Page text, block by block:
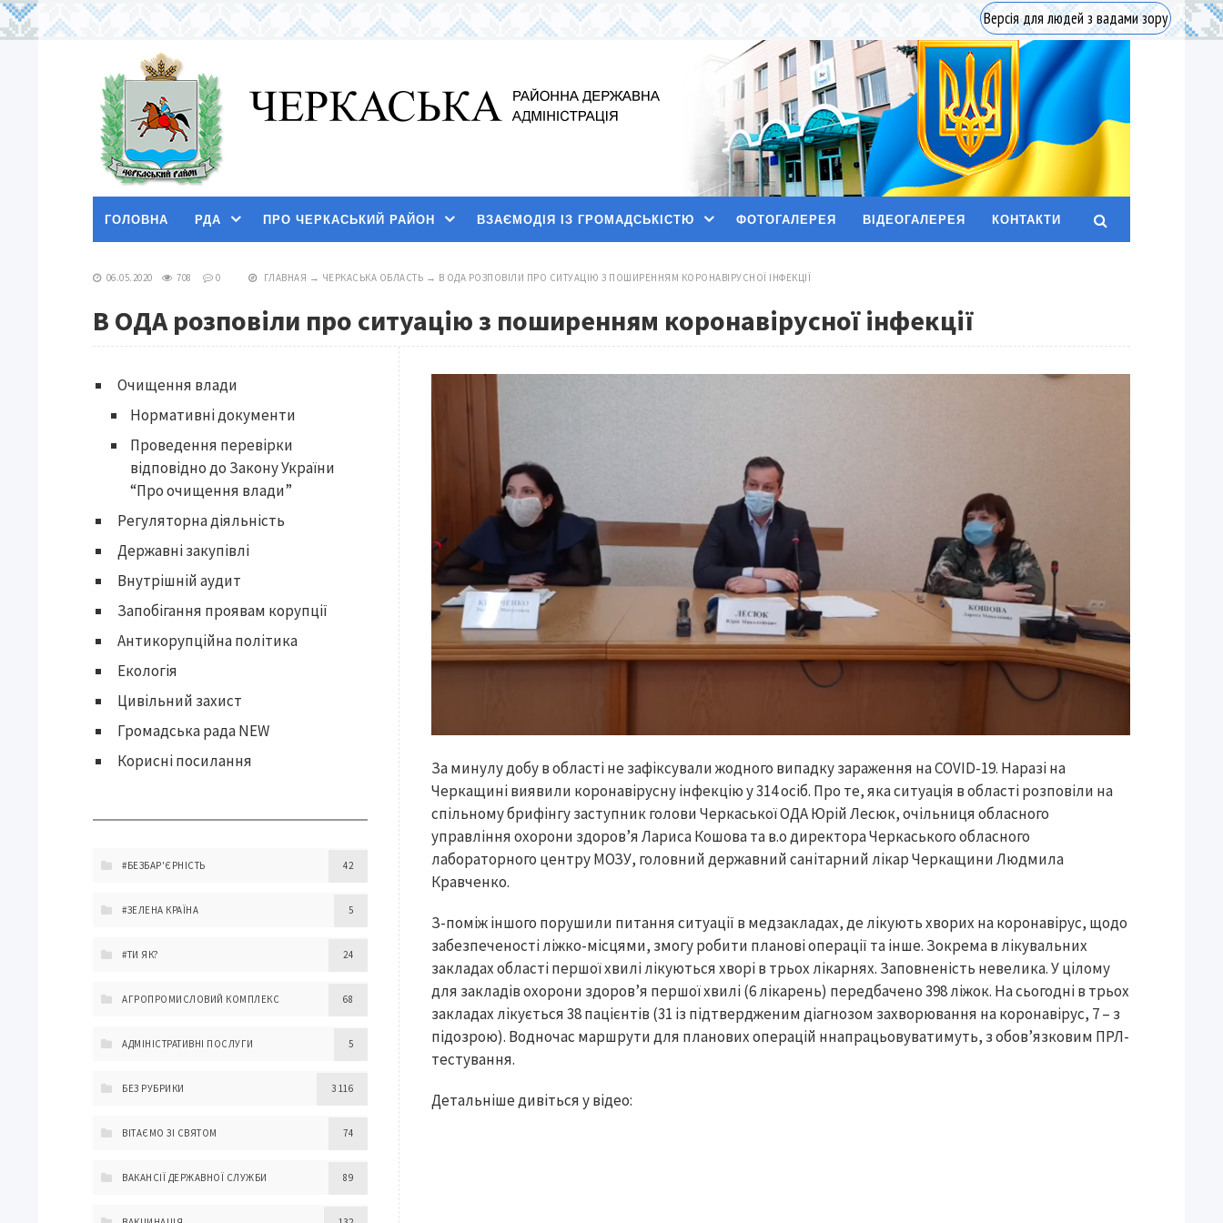
Версія для людей з вадами зору
ГОЛОВНА РДА ПРО ЧЕРКАСЬКИЙ РАЙОН ВЗАЄМОДІЯ ІЗ ГРОМАДСЬКІСТЮ ФОТОГАЛЕРЕЯ ВІДЕОГАЛЕРЕЯ КОНТАКТИ
06.05.2020 708 0 ГЛАВНАЯ → ЧЕРКАСЬКА ОБЛАСТЬ → В ОДА РОЗПОВІЛИ ПРО СИТУАЦІЮ З ПОШИРЕННЯМ КОРОНАВІРУСНОЇ ІНФЕКЦІЇ
В ОДА розповіли про ситуацію з поширенням коронавірусної інфекції
За минулу добу в області не зафіксували жодного випадку зараження на COVID-19. Наразі на
Черкащині виявили коронавірусну інфекцію у 314 осіб. Про те, яка ситуація в області розповіли на
спільному брифінгу заступник голови Черкаської ОДА Юрій Лесюк, очільниця обласного
управління охорони здоров’я Лариса Кошова та в.о директора Черкаського обласного
лабораторного центру МОЗУ, головний державний санітарний лікар Черкащини Людмила
Кравченко.
З-поміж іншого порушили питання ситуації в медзакладах, де лікують хворих на коронавірус, щодо
забезпеченості ліжко-місцями, змогу робити планові операції та інше. Зокрема в лікувальних
закладах області першої хвилі лікуються хворі в трьох лікарнях. Заповненість невелика. У цілому
для закладів охорони здоров’я першої хвилі (6 лікарень) передбачено 398 ліжок. На сьогодні в трьох
закладах лікується 38 пацієнтів (31 із підтвердженим діагнозом захворювання на коронавірус, 7 – з
підозрою). Водночас маршрути для планових операцій ннапрацьовуватимуть, з обов’язковим ПРЛ-
тестування.
Детальніше дивіться у відео:
Очищення влади
Нормативні документи
Проведення перевірки
відповідно до Закону України
“Про очищення влади”
Регуляторна діяльність
Державні закупівлі
Внутрішній аудит
Запобігання проявам корупції
Антикорупційна політика
Екологія
Цивільний захист
Громадська рада NEW
Корисні посилання
#БЕЗБАР'ЄРНІСТЬ 42
#ЗЕЛЕНА КРАЇНА 5
#ТИ ЯК? 24
АГРОПРОМИСЛОВИЙ КОМПЛЕКС 68
АДМІНІСТРАТИВНІ ПОСЛУГИ 5
БЕЗ РУБРИКИ 3 116
ВІТАЄМО ЗІ СВЯТОМ 74
ВАКАНСІЇ ДЕРЖАВНОЇ СЛУЖБИ 89